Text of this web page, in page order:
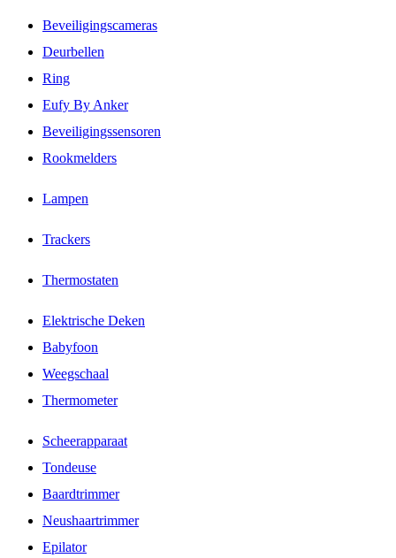
Beveiligingscameras
Deurbellen
Ring
Eufy By Anker
Beveiligingssensoren
Rookmelders
Lampen
Trackers
Thermostaten
Elektrische Deken
Babyfoon
Weegschaal
Thermometer
Scheerapparaat
Tondeuse
Baardtrimmer
Neushaartrimmer
Epilator